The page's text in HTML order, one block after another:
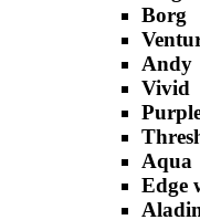
Borg
Andy
Vivid
Aqua
Edge